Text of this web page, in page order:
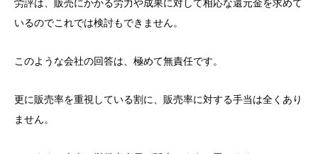
いるのでこれでは検討もできません。
このような会社の回答は、極めて無責任です。
更に販売率を重視している割に、販売率に対する手当は全くあり
ません。